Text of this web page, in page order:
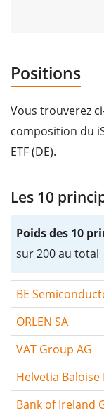
Positions
Vous trouverez
composition du
ETF (DE).
Les 10
Poids des 10
sur 200 au total
BE
ORLEN SA
VAT Group AG
Helvetia
Bank of Ireland